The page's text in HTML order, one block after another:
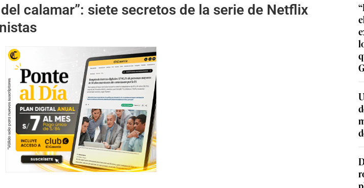
calamar”: siete secretos de la serie de Netflix